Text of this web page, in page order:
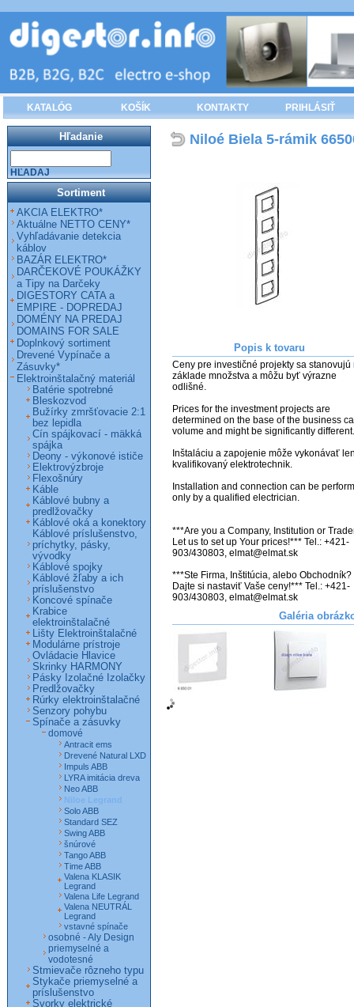
KATALÓG KOŠÍK KONTAKTY PRIHLÁSIŤ
Niloé Biela 5-rámik
Popis k tovaru
Ceny pre investičné projekty sa stanovujú
základe množstva a môžu byť výrazne
odlišné.
Prices for the investment projects are
determined on the base of the business
volume and might be significantly
Inštaláciu a zapojenie môže vykonávať
kvalifikovaný elektrotechnik.
Installation and connection can be
only by a qualified electrician.
***Are you a Company, Institution or
Let us to set up Your prices!*** Tel.: +421-
903/430803, elmat@elmat.sk
***Ste Firma, Inštitúcia, alebo Obchodník?
Dajte si nastaviť Vaše ceny!*** Tel.: +421-
903/430803, elmat@elmat.sk
Galéria
Hľadanie
HĽADAJ
Sortiment
AKCIA ELEKTRO*
Aktuálne NETTO CENY*
Vyhľadávanie detekcia
káblov
BAZÁR ELEKTRO*
DARČEKOVÉ POUKÁŽKY
a Tipy na Darčeky
DIGESTORY CATA a
EMPIRE - DOPREDAJ
DOMÉNY NA PREDAJ
DOMAINS FOR SALE
Doplnkový sortiment
Drevené Vypínače a
Zásuvky*
Elektroinštalačný materiál
Batérie spotrebné
Bleskozvod
Bužírky zmršťovacie 2:1
bez lepidla
Cín spájkovací - mäkká
spájka
Deony - výkonové ističe
Elektrovýzbroje
Flexošnúry
Káble
Káblové bubny a
predlžovačky
Káblové oká a konektory
Káblové príslušenstvo,
príchytky, pásky,
vývodky
Káblové spojky
Káblové žľaby a ich
príslušenstvo
Koncové spínače
Krabice
elektroinštalačné
Lišty Elektroinštalačné
Modulárne prístroje
Ovládacie Hlavice
Skrinky HARMONY
Pásky Izolačné Izolačky
Predlžovačky
Rúrky elektroinštalačné
Senzory pohybu
Spínače a zásuvky
domové
Antracit ems
Drevené Natural LXD
Impuls ABB
LYRA imitácia dreva
Neo ABB
Niloe Legrand
Solo ABB
Standard SEZ
Swing ABB
šnúrové
Tango ABB
Time ABB
Valena KLASIK
Legrand
Valena Life Legrand
Valena NEUTRÁL
Legrand
vstavné spínače
osobné - Aly Design
priemyselné a
vodotesné
Stmievače rôzneho typu
Stykače priemyselné a
príslušenstvo
Svorky elektrické